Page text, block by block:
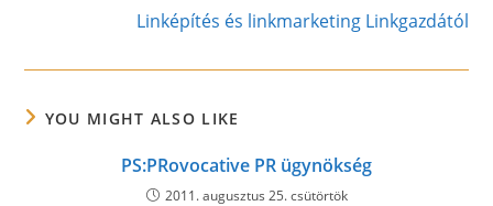
Linképítés és linkmarketing Linkgazdától
YOU MIGHT ALSO LIKE
PS:PRovocative PR ügynökség
2011. augusztus 25. csütörtök